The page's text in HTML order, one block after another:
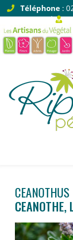
Téléphone:
Tapez 1 |
CEANOTHE,